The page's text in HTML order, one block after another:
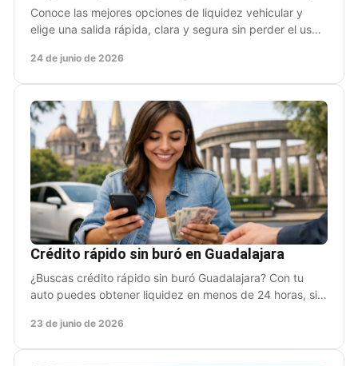
Conoce las mejores opciones de liquidez vehicular y
elige una salida rápida, clara y segura sin perder el uso
24 de junio de 2026
Crédito rápido sin buró en Guadalajara
¿Buscas crédito rápido sin buró Guadalajara? Con tu
auto puedes obtener liquidez en menos de 24 horas, sin
23 de junio de 2026